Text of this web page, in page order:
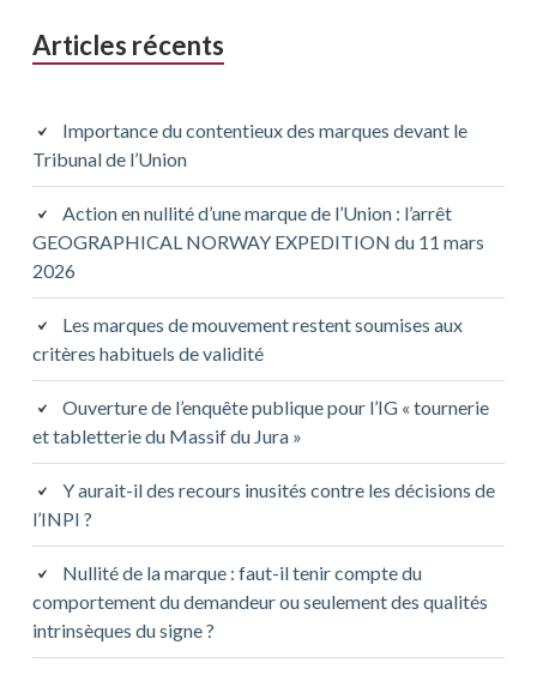
Articles récents
Importance du contentieux des marques devant le
Tribunal de l’Union
Action en nullité d’une marque de l’Union : l’arrêt
GEOGRAPHICAL NORWAY EXPEDITION du 11 mars
2026
Les marques de mouvement restent soumises aux
critères habituels de validité
Ouverture de l’enquête publique pour l’IG « tournerie
et tabletterie du Massif du Jura »
Y aurait-il des recours inusités contre les décisions de
l’INPI ?
Nullité de la marque : faut-il tenir compte du
comportement du demandeur ou seulement des qualités
intrinsèques du signe ?